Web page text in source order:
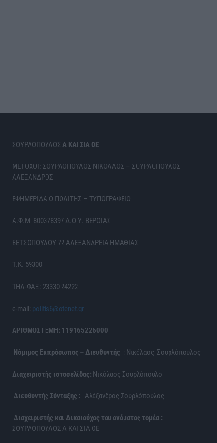
ΣΟΥΡΛΟΠΟΥΛΟΣ Α ΚΑΙ ΣΙΑ ΟΕ
ΜΕΤΟΧΟΙ: ΣΟΥΡΛΟΠΟΥΛΟΣ ΝΙΚΟΛΑΟΣ – ΣΟΥΡΛΟΠΟΥΛΟΣ
ΑΛΕΞΑΝΔΡΟΣ
ΕΦΗΜΕΡΙΔΑ Ο ΠΟΛΙΤΗΣ – ΤΥΠΟΓΡΑΦΕΙΟ
Α.Φ.Μ. 800378397 Δ.Ο.Υ. ΒΕΡΟΙΑΣ
ΒΕΤΣΟΠΟΥΛΟΥ 72 ΑΛΕΞΑΝΔΡΕΙΑ ΗΜΑΘΙΑΣ
Τ.Κ. 59300
ΤΗΛ-ΦΑΞ: 23330 24222
e-mail: politis6@otenet.gr
ΑΡΙΘΜΟΣ ΓΕΜΗ: 119165226000
Νόμιμος Εκπρόσωπος – Διευθυντής : Νικόλαος Σουρλόπουλος
Διαχειριστής ιστοσελίδας: Νικόλαος Σουρλόπουλο
Διευθυντής Σύνταξης : Αλέξανδρος Σουρλόπουλος
Διαχειριστής και Δικαιούχος του ονόματος τομέα :
ΣΟΥΡΛΟΠΟΥΛΟΣ Α ΚΑΙ ΣΙΑ ΟΕ